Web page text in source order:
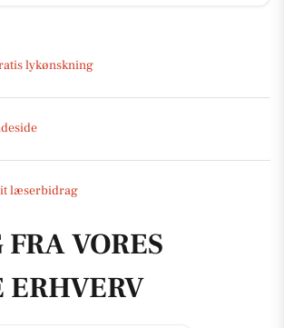
lykønskning
læserbidrag
VORES